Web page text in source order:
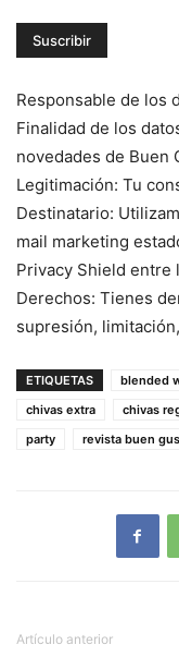
Responsable de los
Finalidad de los
novedades de Buen
Legitimación: Tu
Destinatario:
mail marketing
Privacy Shield entre
Derechos: Tienes
supresión,
ETIQUETAS blended
chivas extra
chivas
party
revista buen
Artículo anterior